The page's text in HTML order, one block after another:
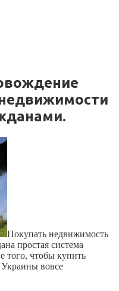
Покупать недвижимость
простая система
того, чтобы купить
вовсе